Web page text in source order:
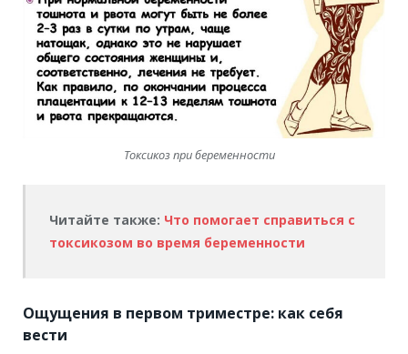
Токсикоз при беременности
Читайте также: Что помогает справиться с
токсикозом во время беременности
Ощущения в первом триместре: как себя
вести